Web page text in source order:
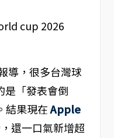
導，很多台灣球
是「發表會倒
結果現在Apple
還一口氣新增超